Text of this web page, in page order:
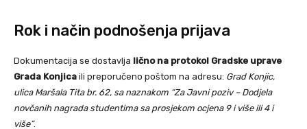
Rok i način podnošenja prijava
Dokumentacija se dostavlja lično na protokol Gradske uprave
Grada Konjica ili preporučeno poštom na adresu: Grad Konjic,
ulica Maršala Tita br. 62, sa naznakom “Za Javni poziv – Dodjela
novčanih nagrada studentima sa prosjekom ocjena 9 i više ili 4 i
više”.